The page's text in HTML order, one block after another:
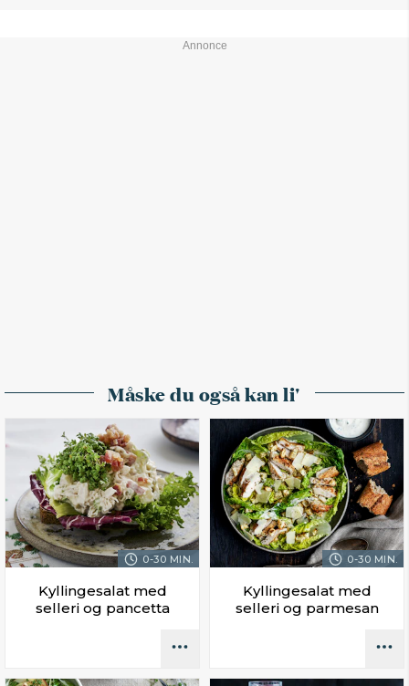
Måske du også kan li'
0-30 MIN.
Kyllingesalat med
selleri og pancetta
0-30 MIN.
Kyllingesalat med
selleri og parmesan